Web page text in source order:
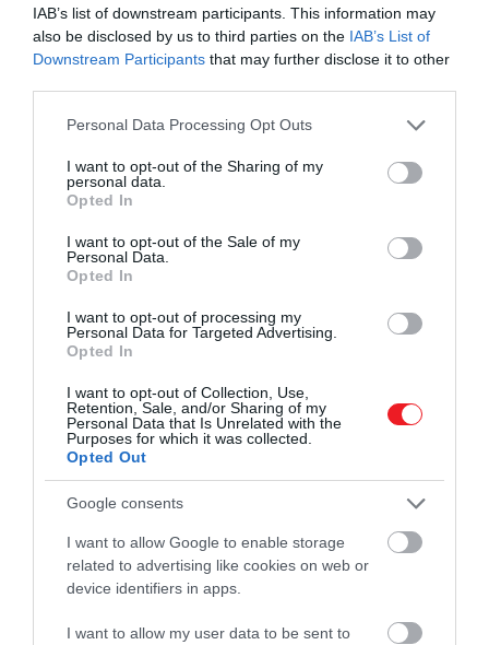
IAB’s list of downstream participants. This information may
also be disclosed by us to third parties on the IAB’s List of
Downstream Participants that may further disclose it to other
Please note that this website/app uses one or more Google
not limited to your visit or usage behaviour. You may click to
grant or deny consent to Google and its third-party tags to
use your data for below specified purposes in below Google
consent section.
Personal Data Processing Opt Outs
I want to opt-out of the Sharing of my
personal data.
Opted In
I want to opt-out of the Sale of my
Personal Data.
Opted In
I want to opt-out of processing my
Personal Data for Targeted Advertising.
Opted In
I want to opt-out of Collection, Use,
Retention, Sale, and/or Sharing of my
Personal Data that Is Unrelated with the
Purposes for which it was collected.
Opted Out
Google consents
I want to allow Google to enable storage
related to advertising like cookies on web or
device identifiers in apps.
I want to allow my user data to be sent to